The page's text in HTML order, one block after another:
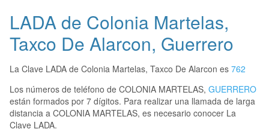
LADA de Colonia Martelas,
Taxco De Alarcon, Guerrero
La Clave LADA de Colonia Martelas, Taxco De Alarcon es 762
Los números de teléfono de COLONIA MARTELAS, GUERRERO
están formados por 7 dígitos. Para realizar una llamada de larga
distancia a COLONIA MARTELAS, es necesario conocer La
Clave LADA.